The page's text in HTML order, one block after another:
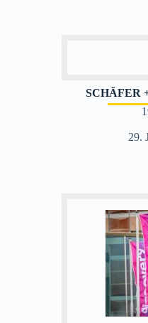
SCHÄFER
29.